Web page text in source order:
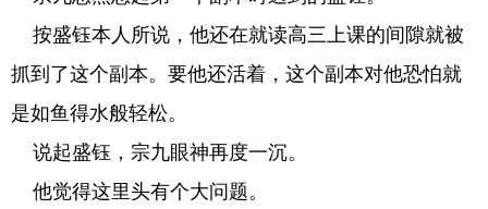
按盛钰本人所说，他还在就读高三上课的间隙就被
抓到了这个副本。要他还活着，这个副本对他恐怕就
是如鱼得水般轻松。
说起盛钰，宗九眼神再度一沉。
他觉得这里头有个大问题。